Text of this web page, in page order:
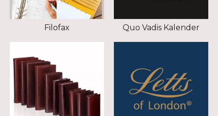
Filofax Quo Vadis Kalender